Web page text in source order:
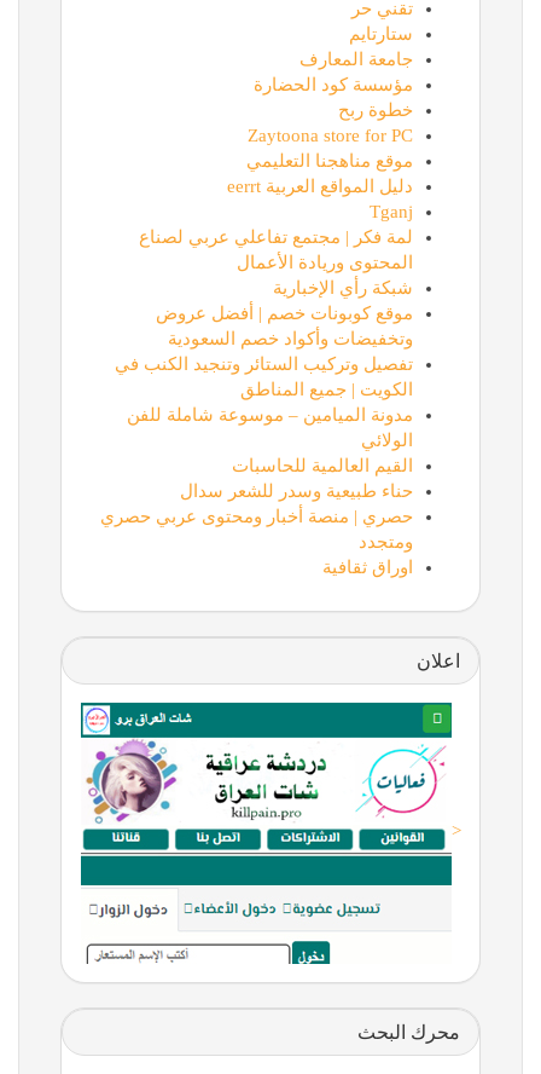
تقني حر
ستارتايم
جامعة المعارف
مؤسسة كود الحضارة
خطوة ربح
Zaytoona store for PC
موقع مناهجنا التعليمي
دليل المواقع العربية eerrt
Tganj
لمة فكر | مجتمع تفاعلي عربي لصناع
المحتوى وريادة الأعمال
شبكة رأي الإخبارية
موقع كوبونات خصم | أفضل عروض
وتخفيضات وأكواد خصم السعودية
تفصيل وتركيب الستائر وتنجيد الكنب في
الكويت | جميع المناطق
مدونة الميامين – موسوعة شاملة للفن
الولائي
القيم العالمية للحاسبات
حناء طبيعية وسدر للشعر سدال
حصري | منصة أخبار ومحتوى عربي حصري
ومتجدد
اوراق ثقافية
اعلان
<
محرك البحث